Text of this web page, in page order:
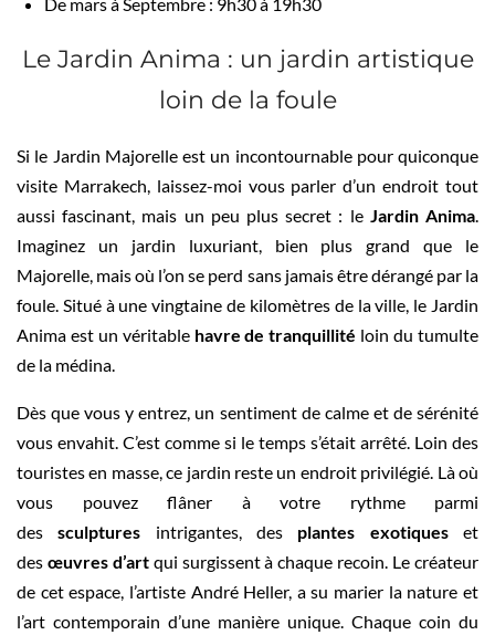
Le Jardin Anima : un jardin artistique
loin de la foule
Si le Jardin Majorelle est un incontournable pour quiconque
visite Marrakech, laissez-moi vous parler d’un endroit tout
aussi fascinant, mais un peu plus secret : le Jardin Anima.
Imaginez un jardin luxuriant, bien plus grand que le
Majorelle, mais où l’on se perd sans jamais être dérangé par la
foule. Situé à une vingtaine de kilomètres de la ville, le Jardin
Anima est un véritable havre de tranquillité loin du tumulte
de la médina.
Dès que vous y entrez, un sentiment de calme et de sérénité
vous envahit. C’est comme si le temps s’était arrêté. Loin des
touristes en masse, ce jardin reste un endroit privilégié. Là où
vous pouvez flâner à votre rythme parmi
dessculptures intrigantes, des plantes exotiqueset
des œuvres d’artqui surgissent à chaque recoin. Le créateur
de cet espace, l’artiste André Heller, a su marier la nature et
l’art contemporain d’une manière unique. Chaque coin du